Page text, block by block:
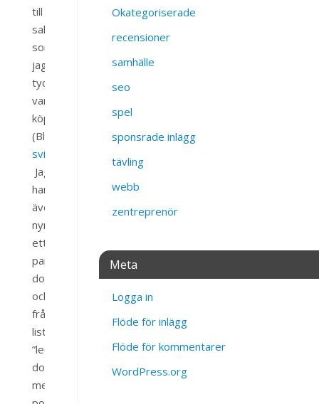
till
salu
som
jag
tyckte
var
köpvärda.
(Bl.a.
svininfluensa.se
Jag
har
även
nyregistrerat
ett
par
domännamn
också
från
listan
”lediga
domäner
med
Okategoriserade
recensioner
samhälle
seo
spel
sponsrade inlägg
tävling
webb
zentreprenör
Meta
Logga in
Flöde för inlägg
Flöde för kommentarer
WordPress.org